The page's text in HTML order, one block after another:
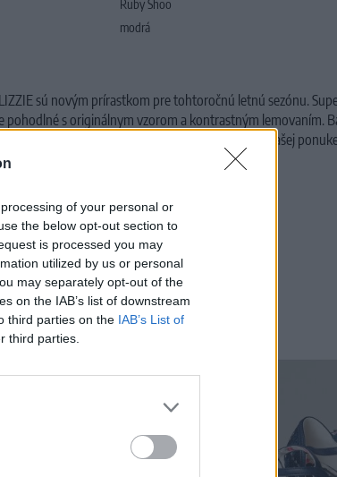
of your personal or
the below opt-out section to
is processed you may
utilized by us or personal
may separately opt-out of the
on the IAB’s list of downstream
third parties on the IAB’s List of
third parties.
Ruby Shoo
modrá
sú novým prírastkom pre tohtoročnú letnú sezónu.
pohodlné s originálnym vzorom a kontrastným lemovaním.
ladia s kabelkami KOBE a BANJUL, ktoré nájdete v našej
HODIŤ